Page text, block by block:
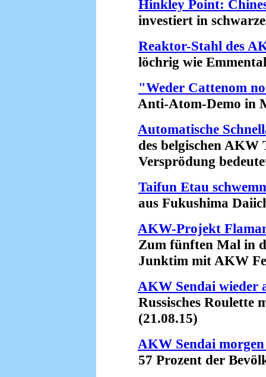
Hinkley Point:
investiert in
Reaktor-Stahl des
löchrig wie
"Weder Cattenom
Anti-Atom-Demo in
Automatische
des belgischen AKW
Versprödung bedeutet
Taifun Etau
aus Fukushima
AKW-Projekt
Zum fünften Mal in
Junktim mit AKW
AKW Sendai wieder
Russisches Roulette
(21.08.15)
AKW Sendai
57 Prozent der